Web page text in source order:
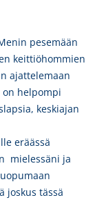
pesemään
keittiöhommien
ajattelemaan
on helpompi
keskiajan
eräässä
mielessäni ja
joskus tässä